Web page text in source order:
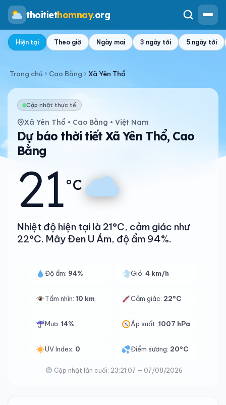
thoitiethomnay.org
Hiện tại Theo giờ Ngày mai 3 ngày tới 5 ngày tới
Trang chủ Cao Bằng Xã Yên Thổ
Cập nhật thực tế
Xã Yên Thổ • Cao Bằng • Việt Nam
Dự báo thời tiết Xã Yên Thổ, Cao
Bằng
21°C
Nhiệt độ hiện tại là 21°C, cảm giác như
22°C. Mây Đen U Ám, độ ẩm 94%.
Độ ẩm: 94% Gió:4 km/h
Tầm nhìn: 10 km Cảm giác: 22°C
Mưa: 14% Áp suất:1007 hPa
UV Index: 0 Điểm sương: 20°C
Cập nhật lần cuối: 23:21:07 — 07/08/2026